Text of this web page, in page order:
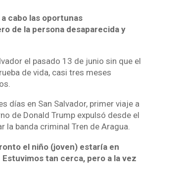
cabo las oportunas
de la persona desaparecida y
el pasado 13 de junio sin que el
de vida, casi tres meses
días en San Salvador, primer viaje a
de Donald Trump expulsó desde el
la banda criminal Tren de Aragua.
el niño (joven) estaría en
tan cerca, pero a la vez